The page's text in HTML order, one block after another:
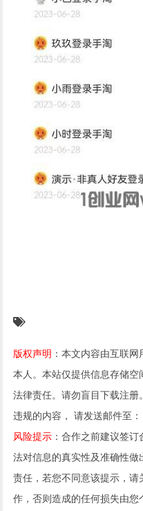
版权声明 ：本文内容由互联
本人。本站仅提供信息存储
法律责任。请勿盲目下载注
违规的内容， 请发送邮件至
风险提示 ：合作之前建议签
法对信息的真实性及准确性
责任，若您不同意该提示，
作，否则造成的任何损失由您